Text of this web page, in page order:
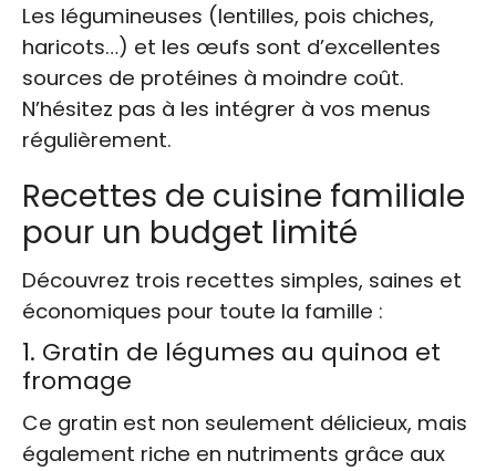
Les légumineuses (lentilles, pois chiches,
haricots…) et les œufs sont d’excellentes
sources de protéines à moindre coût.
N’hésitez pas à les intégrer à vos menus
régulièrement.
Recettes de cuisine familiale
pour un budget limité
Découvrez trois recettes simples, saines et
économiques pour toute la famille :
1. Gratin de légumes au quinoa et
fromage
Ce gratin est non seulement délicieux, mais
également riche en nutriments grâce aux